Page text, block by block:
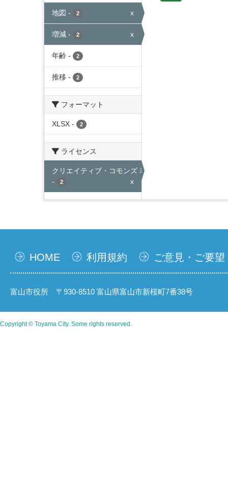
地図 - 2 x
増減 - 2 x
年齢 - 2
推移 - 2
フォーマット
XLSX - 2
ライセンス
クリエイティブ・コモンズ 表示
-
2 x
HOME 利用規約 ご意見・ご要望
富山市役所 〒930-8510 富山県富山市新桜町7番38号
Copyright © Toyama City. Some rights reserved.